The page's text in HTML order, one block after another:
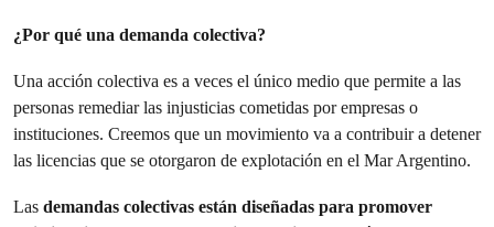
¿Por qué una demanda colectiva?
Una acción colectiva es a veces el único medio que permite a las
personas remediar las injusticias cometidas por empresas o
instituciones. Creemos que un movimiento va a contribuir a detener
las licencias que se otorgaron de explotación en el Mar Argentino.
Las demandas colectivas están diseñadas para promover